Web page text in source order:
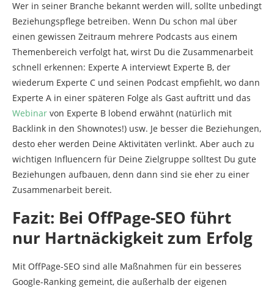
Wer in seiner Branche bekannt werden will, sollte unbedingt
Beziehungspflege betreiben. Wenn Du schon mal über
einen gewissen Zeitraum mehrere Podcasts aus einem
Themenbereich verfolgt hat, wirst Du die Zusammenarbeit
schnell erkennen: Experte A interviewt Experte B, der
wiederum Experte C und seinen Podcast empfiehlt, wo dann
Experte A in einer späteren Folge als Gast auftritt und das
Webinar von Experte B lobend erwähnt (natürlich mit
Backlink in den Shownotes!) usw. Je besser die Beziehungen,
desto eher werden Deine Aktivitäten verlinkt. Aber auch zu
wichtigen Influencern für Deine Zielgruppe solltest Du gute
Beziehungen aufbauen, denn dann sind sie eher zu einer
Zusammenarbeit bereit.
Fazit: Bei OffPage-SEO führt
nur Hartnäckigkeit zum Erfolg
Mit OffPage-SEO sind alle Maßnahmen für ein besseres
Google-Ranking gemeint, die außerhalb der eigenen